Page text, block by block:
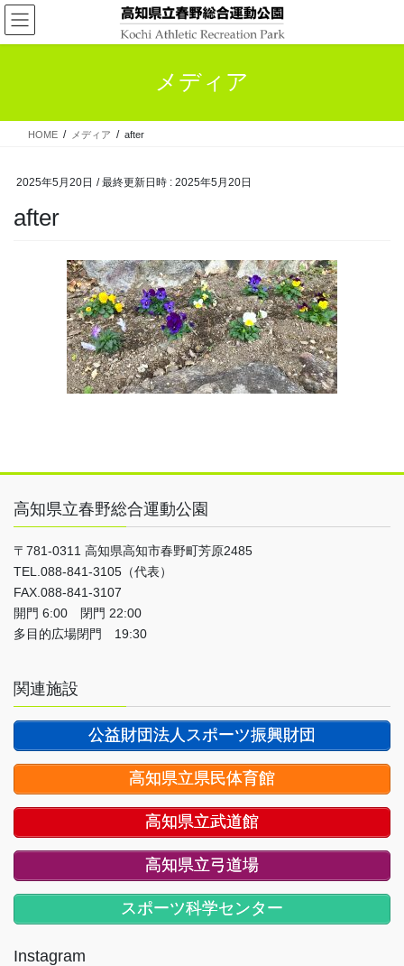
コ
ン
テ
ス
ナ
ビ
ゲ
ン
メディア
HOME メディア after
2025年5月20日 / 最終更新日時 : 2025年5月20日
after
高知県立春野総合運動公園
〒781-0311 高知県高知市春野町芳原2485
TEL.088-841-3105（代表）
FAX.088-841-3107
開門 6:00 閉門 22:00
多目的広場閉門 19:30
関連施設
公益財団法人スポーツ振興財団
高知県立県民体育館
高知県立武道館
高知県立弓道場
スポーツ科学センター
Instagram